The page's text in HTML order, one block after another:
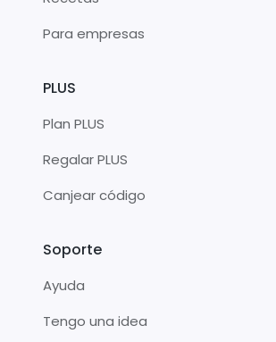
Para empresas
PLUS
Plan PLUS
Regalar PLUS
Canjear código
Soporte
Ayuda
Tengo una idea